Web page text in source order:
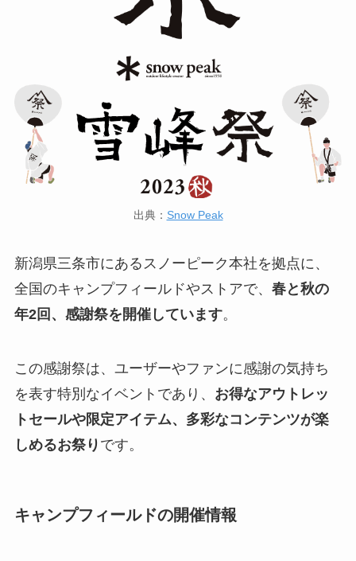
出典： Snow Peak
新潟県三条市にあるスノーピーク本社を拠点に、
全国のキャンプフィールドやストアで、 春と秋の
年2回、感謝祭を開催しています。
この感謝祭は、ユーザーやファンに感謝の気持ち
を表す特別なイベントであり、 お得なアウトレッ
トセールや限定アイテム、多彩なコンテンツが楽
しめるお祭り です。
キャンプフィールドの開催情報